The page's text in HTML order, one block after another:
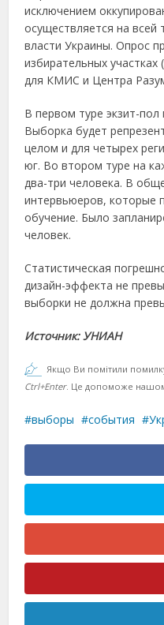
исключением
осуществляется на всей
власти Украины. Опрос
избирательных
для КМИС и Центра
В первом туре экзит-пол
Выборка будет
целом и для четырех
юг. Во втором туре на
два-три человека. В
интервьюеров, которые
обучение. Было
человек.
Статистическая
дизайн-эффекта не
выборки не должна
Источник: УНИАН
Якщо Ви помітили помилку,
Ctrl+Enter. Це допоможе
выборы события